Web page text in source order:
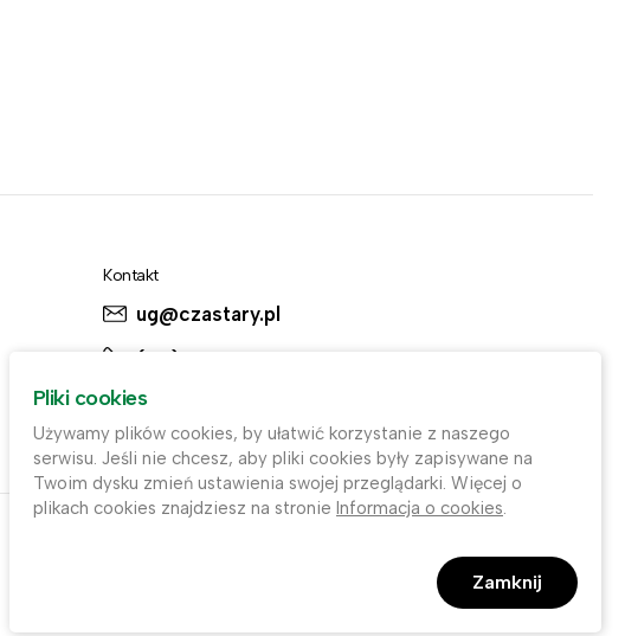
Kontakt
ug@czastary.pl
(62) 784-31-11
(62) 784-31-91
Pliki cookies
Używamy plików cookies, by ułatwić korzystanie z naszego
serwisu. Jeśli nie chcesz, aby pliki cookies były zapisywane na
Twoim dysku zmień ustawienia swojej przeglądarki. Więcej o
plikach cookies znajdziesz na stronie Informacja o cookies.
Zamknij